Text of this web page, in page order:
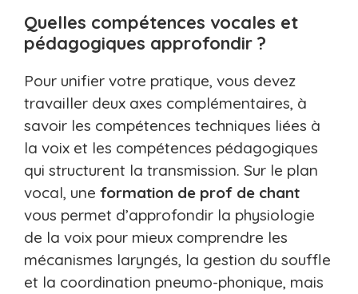
Quelles compétences vocales et
pédagogiques approfondir ?
Pour unifier votre pratique, vous devez
travailler deux axes complémentaires, à
savoir les compétences techniques liées à
la voix et les compétences pédagogiques
qui structurent la transmission. Sur le plan
vocal, une formation de prof de chant
vous permet d’approfondir la physiologie
de la voix pour mieux comprendre les
mécanismes laryngés, la gestion du souffle
et la coordination pneumo-phonique, mais